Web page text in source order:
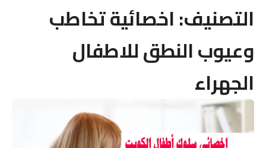
التصنيف:اخصائية تخاطب
وعيوب النطق للاطفال
الجهراء